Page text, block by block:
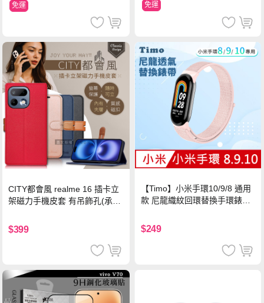
免運 免運
CITY都會風 realme 16 插卡立
架磁力手機皮套 有吊飾孔(承諾
$399
【Timo】小米手環10/9/8 通用
款 尼龍織紋回環替換手環錶帶-
$249